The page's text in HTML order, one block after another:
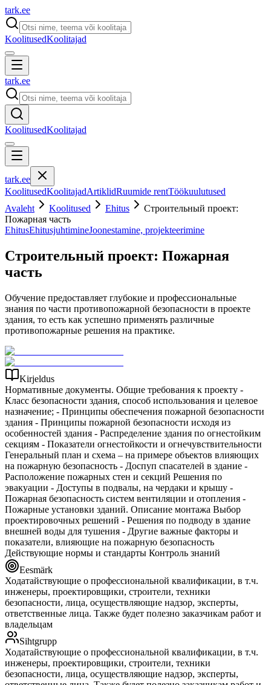
tark.ee
KoolitusedKoolitajad
tark.ee
KoolitusedKoolitajad
tark.ee
KoolitusedKoolitajadArtiklidRuumide rentTöökuulutused
Avaleht
Koolitused Ehitus
Строительный проект:
Пожарная часть
EhitusEhitusjuhtimineJoonestamine, projekteerimine
Строительный проект: Пожарная
часть
Обучение предоставляет глубокие и профессиональные
знания по части противопожарной безопасности в проекте
здания, то есть как успешно применять различные
противопожарные решения на практике.
Kirjeldus
Нормативные документы. Общие требования к проекту -
Класс безопасности здания, способ использования и целевое
назначение; - Принципы обеспечения пожарной безопасности
здания - Принципы пожарной безопасности исходя из
особенностей здания - Распределение здания по огнестойким
секциям - Показатели огнестойкости и огнечувствительности
Генеральный план и схема – на примере объектов влияющих
на пожарную безопасность - Доспуп спасателей в здание -
Расположение пожарных стен и секций Решения по
эвакуации - Доступы в подвалы, на чердаки и крышу -
Пожарная безопасность систем вентиляции и отопления -
Пожарные установки зданий. Описание монтажа Выбор
проектировочных решений - Решения по подводy в здание
внешней воды для тушения - Другие важные факторы и
показатели, влияющие на пожарную безопасность
Действующие нормы и стандарты Контроль знаний
Eesmärk
Ходатайствующие о профессиональной квалификации, в т.ч.
инженеры, проектировщики, строители, техники
безопасности, лица, осуществляющие надзор, эксперты,
ответственные лица. Также будет полезно заказчикам работ и
владельцам
Sihtgrupp
Ходатайствующие о профессиональной квалификации, в т.ч.
инженеры, проектировщики, строители, техники
безопасности, лица, осуществляющие надзор, эксперты,